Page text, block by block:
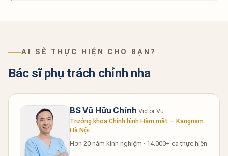
AI SẼ THỰC HIỆN CHO BẠN?
Bác sĩ phụ trách chỉnh nha
BS Vũ Hữu ChỉnhVictor Vu
Trưởng khoa Chỉnh hình Hàm mặt — Kangnam
Hà Nội
Hơn 20 năm kinh nghiệm · 14.000+ ca thực hiện